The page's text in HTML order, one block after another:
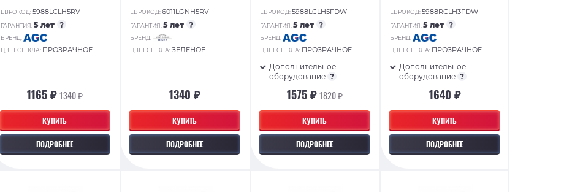
КУПИТЬ
ПОДРОБНЕЕ
ЕВРОКОД:5988LCLH5RV
ГАРАНТИЯ:5 лет ?
БРЕНД:
ЦВЕТ СТЕКЛА: ПРОЗРАЧНОЕ
1165 ₽1340 ₽
КУПИТЬ
ПОДРОБНЕЕ
ЕВРОКОД:6011LGNH5RV
ГАРАНТИЯ:5 лет ?
БРЕНД:
ЦВЕТ СТЕКЛА:ЗЕЛЕНОЕ
1340 ₽
КУПИТЬ
ПОДРОБНЕЕ
ЕВРОКОД:5988LCLH5FDW
ГАРАНТИЯ:5 лет ?
БРЕНД:
ЦВЕТ СТЕКЛА: ПРОЗРАЧНОЕ
Дополнительное
оборудование ?
1575 ₽1820 ₽
КУПИТЬ
ПОДРОБНЕЕ
ЕВРОКОД:5988RCLH3FDW
ГАРАНТИЯ:5 лет ?
БРЕНД:
ЦВЕТ СТЕКЛА: ПРОЗРАЧНОЕ
Дополнительное
оборудование ?
1640 ₽